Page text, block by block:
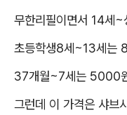
무한리필이면서 14세
초등학생8세~13세는
37개월~7세는 5000
그런데 이 가격은 샤브